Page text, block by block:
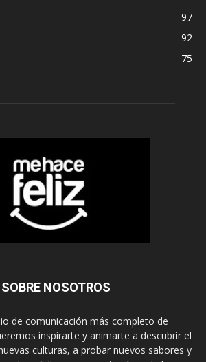
97
92
75
SOBRE NOSOTROS
de comunicación más completo de
inspirarte y animarte a descubrir el
culturas, a probar nuevos sabores y